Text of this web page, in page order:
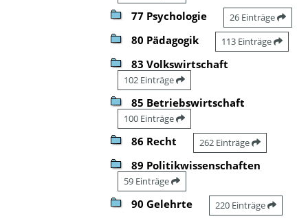
77 Psychologie 26 Einträge
80 Pädagogik 113 Einträge
83 Volkswirtschaft
102 Einträge
85 Betriebswirtschaft
100 Einträge
86 Recht 262 Einträge
89 Politikwissenschaften
59 Einträge
90 Gelehrte 220 Einträge